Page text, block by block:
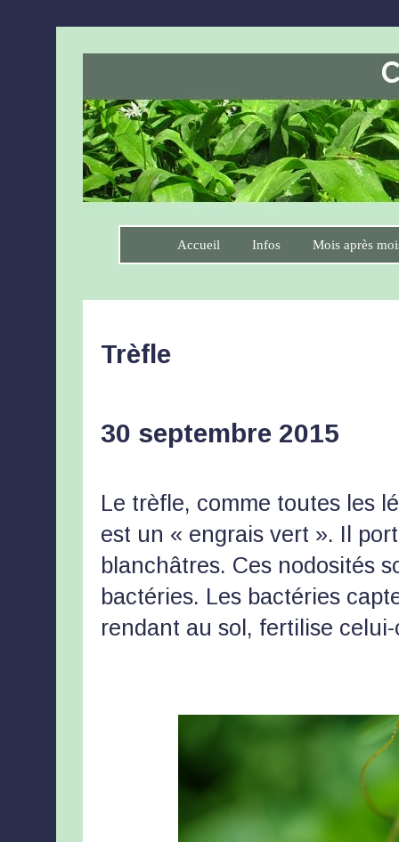
Accueil Infos Mois après
Trèfle
30 septembre 2015
Le trèfle, comme toutes les
est un « engrais vert ». Il
blanchâtres. Ces nodosités
bactéries. Les bactéries
rendant au sol, fertilise